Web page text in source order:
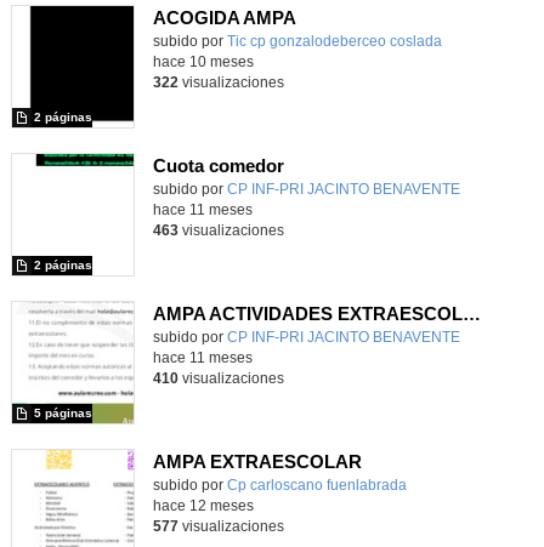
ACOGIDA AMPA
subido por Tic cp gonzalodeberceo coslada
2 páginas
hace 10 meses
322 visualizaciones
Cuota comedor
subido por CP INF-PRI JACINTO BENAVENTE
2 páginas
-
hace 11 meses
463visualizaciones
AMPA ACTIVIDADES EXTRAESCOLARES
subido por CP INF-PRI JACINTO BENAVENTE
5 páginas
-
hace 11 meses
410visualizaciones
AMPA EXTRAESCOLAR
subido por Cp carloscano fuenlabrada
hace 12 meses
577visualizaciones